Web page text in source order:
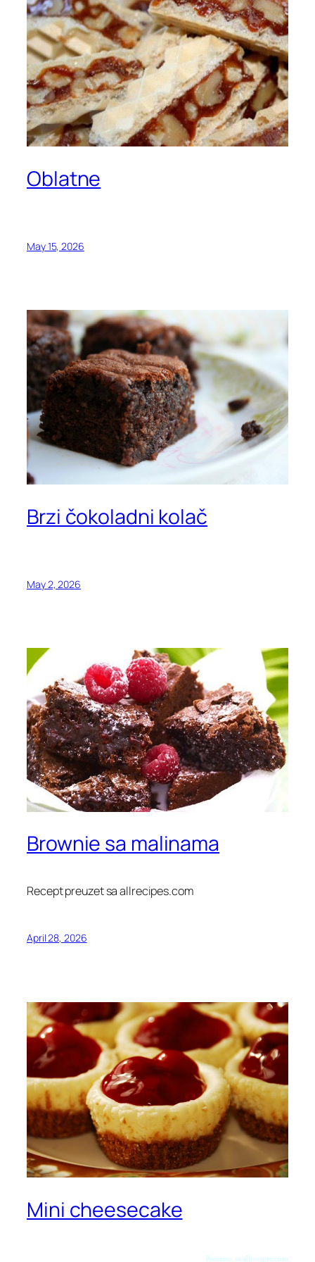
Oblatne
May 15, 2026
Brzi čokoladni kolač
May 2, 2026
Brownie sa malinama
Recept preuzet sa allrecipes.com
April 28, 2026
Mini cheesecake
Preuzeto sa allrecipes.com